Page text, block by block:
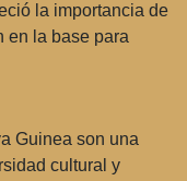
la importancia de
en la base para
Guinea son una
cultural y